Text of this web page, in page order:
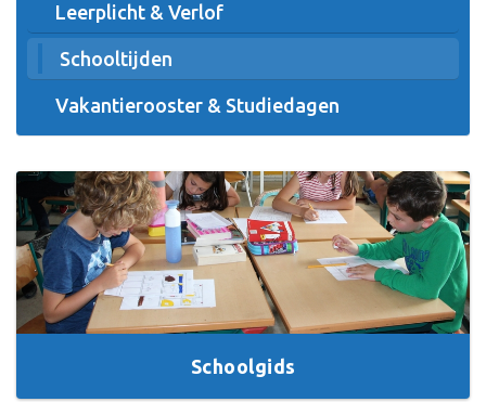
Leerplicht & Verlof
Schooltijden
Vakantierooster & Studiedagen
Schoolgids